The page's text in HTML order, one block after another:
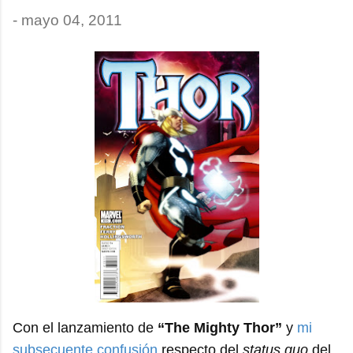
- mayo 04, 2011
Con el lanzamiento de “The Mighty Thor” y mi